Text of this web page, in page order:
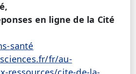
en ligne de la Cité
santé
fr/au-